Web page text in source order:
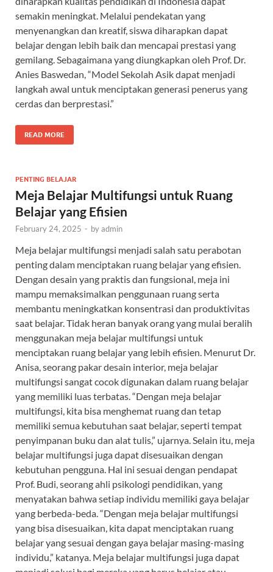
semakin meningkat. Melalui pendekatan yang
menyenangkan dan kreatif, siswa diharapkan dapat
belajar dengan lebih baik dan mencapai prestasi yang
gemilang. Sebagaimana yang diungkapkan oleh Prof. Dr.
Anies Baswedan, “Model Sekolah Asik dapat menjadi
langkah awal untuk menciptakan generasi penerus yang
cerdas dan berprestasi.”
READ MORE
PENTING BELAJAR
Meja Belajar Multifungsi untuk Ruang
Belajar yang Efisien
February 24, 2025 - byadmin
Meja belajar multifungsi menjadi salah satu perabotan
penting dalam menciptakan ruang belajar yang efisien.
Dengan desain yang praktis dan fungsional, meja ini
mampu memaksimalkan penggunaan ruang serta
membantu meningkatkan konsentrasi dan produktivitas
saat belajar. Tidak heran banyak orang yang mulai beralih
menggunakan meja belajar multifungsi untuk
menciptakan ruang belajar yang lebih efisien. Menurut Dr.
Anisa, seorang pakar desain interior, meja belajar
multifungsi sangat cocok digunakan dalam ruang belajar
yang memiliki luas terbatas. “Dengan meja belajar
multifungsi, kita bisa menghemat ruang dan tetap
memiliki semua kebutuhan saat belajar, seperti tempat
penyimpanan buku dan alat tulis,” ujarnya. Selain itu, meja
belajar multifungsi juga dapat disesuaikan dengan
kebutuhan pengguna. Hal ini sesuai dengan pendapat
Prof. Budi, seorang ahli psikologi pendidikan, yang
menyatakan bahwa setiap individu memiliki gaya belajar
yang berbeda-beda. “Dengan meja belajar multifungsi
yang bisa disesuaikan, kita dapat menciptakan ruang
belajar yang sesuai dengan gaya belajar masing-masing
individu,” katanya. Meja belajar multifungsi juga dapat